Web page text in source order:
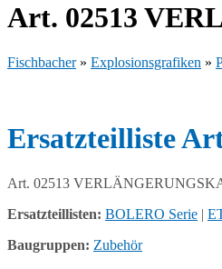
Art. 02513
Fischbacher» Explosionsgrafiken »
Ersatzteilliste
Art. 02513
Ersatzteillisten: BOLERO Serie |
Baugruppen: Zubehör